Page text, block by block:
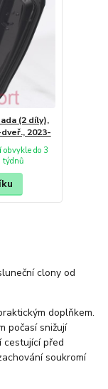
(2 díly),
2023-
obvykle do 3
týdnů
clony od
doplňkem.
počasí snižují
cestující před
soukromí